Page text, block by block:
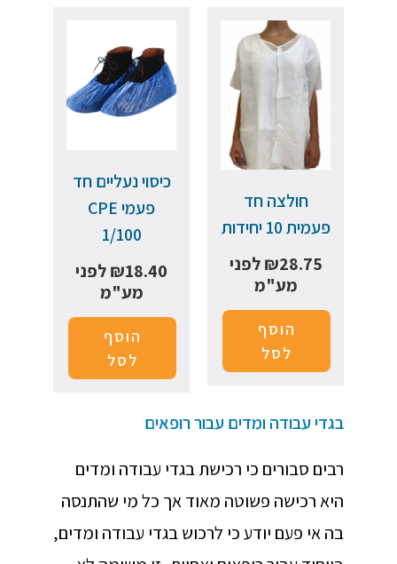
חולצה חד
פעמית 10 יחידות
₪28.75
לפני
מע"מ
הוסף
לסל
כיסוי נעליים חד
פעמי CPE
1/100
₪18.40
לפני
מע"מ
הוסף
לסל
בגדי עבודה ומדים עבור רופאים
רבים סבורים כי רכישת בגדי עבודה ומדים
היא רכישה פשוטה מאוד אך כל מי שהתנסה
בה אי פעם יודע כי לרכוש בגדי עבודה ומדים,